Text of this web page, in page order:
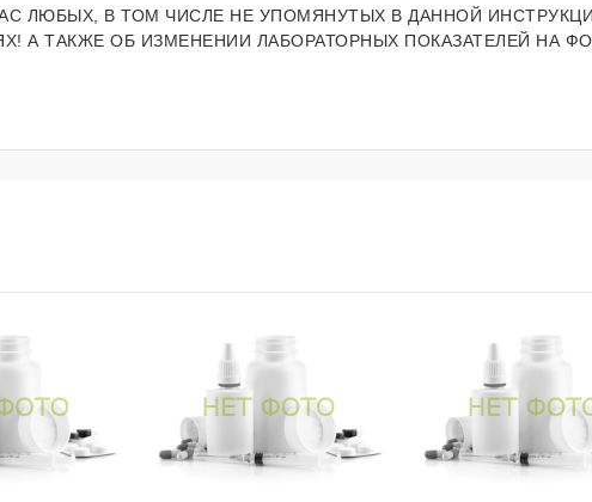
ЛЮБЫХ, В ТОМ ЧИСЛЕ НЕ УПОМЯНУТЫХ В ДАННОЙ
А ТАКЖЕ ОБ ИЗМЕНЕНИИ ЛАБОРАТОРНЫХ ПОКАЗАТЕЛЕЙ НА